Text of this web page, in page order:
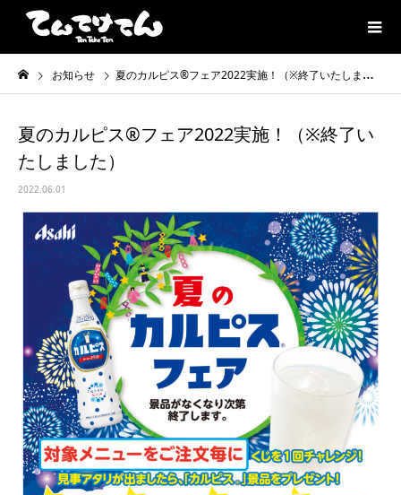
お知らせ 夏のカルピス®️フェア2022実施！（※終了いたしました）
夏のカルピス®️フェア2022実施！（※終了い
たしました）
2022.06.01